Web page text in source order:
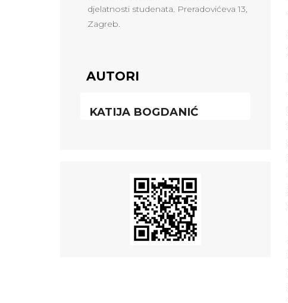
djelatnosti studenata. Preradovićeva 13,
Zagreb.
AUTORI
KATIJA BOGDANIĆ